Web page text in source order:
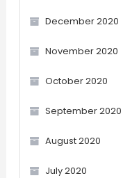
December 2020
November 2020
October 2020
September 2020
August 2020
July 2020